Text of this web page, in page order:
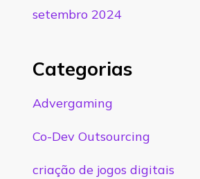
setembro 2024
Categorias
Advergaming
Co-Dev Outsourcing
criação de jogos digitais